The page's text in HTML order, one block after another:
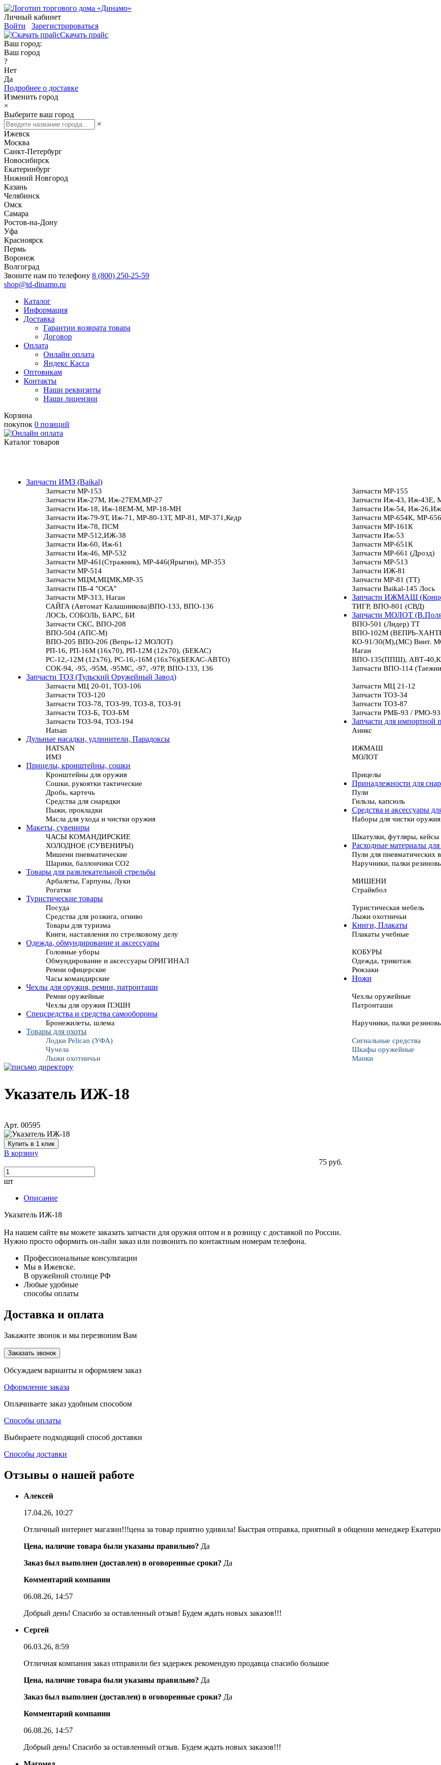
Личный кабинет
Войти
Зарегистрироваться
Скачать прайс
Ваш город:
Ваш город
?
Нет
Да
Подробнее о доставке
Изменить город
×
Выберите ваш город
×
Ижевск
Москва
Санкт-Петербург
Новосибирск
Екатеринбург
Нижний Новгород
Казань
Челябинск
Омск
Самара
Ростов-на-Дону
Уфа
Красноярск
Пермь
Воронеж
Волгоград
Звоните нам по телефону 8 (800) 250-25-59
shop@td-dinamo.ru
Каталог
Информация
Доставка
Гарантии возврата товара
Договор
Оплата
Онлайн оплата
Яндекс Касса
Оптовикам
Контакты
Наши реквизиты
Наши лицензии
Корзина
покупок 0 позиций
Каталог товаров
Запчасти ИМЗ (Baikal)
Запчасти МР-153
Запчасти МР-155
Запчасти Иж-27М, Иж-27ЕМ,МР-27
Запчасти Иж-43, Иж-43Е,
Запчасти Иж-18, Иж-18ЕМ-М, МР-18-МН
Запчасти Иж-54, Иж-
Запчасти Иж-79-9Т, Иж-71, МР-80-13Т, МР-81, МР-371,Кедр
Запчасти МР-654К, МР-
Запчасти Иж-78, ПСМ
Запчасти МР-161К
Запчасти МР-512,ИЖ-38
Запчасти Иж-53
Запчасти Иж-60, Иж-61
Запчасти МР-651К
Запчасти Иж-46, МР-532
Запчасти МР-661 (Дрозд)
Запчасти МР-461(Стражник), МР-446(Ярыгин), МР-353
Запчасти МР-513
Запчасти МР-514
Запчасти ИЖ-81
Запчасти МЦМ,МЦМК,МР-35
Запчасти МР-81 (ТТ)
Запчасти ПБ-4 "ОСА"
Запчасти Baikal-145 Лось
Запчасти МР-313, Наган
Запчасти ИЖМАШ
САЙГА (Автомат Калашникова)ВПО-133, ВПО-136
ТИГР, ВПО-801 (СВД)
ЛОСЬ, СОБОЛЬ, БАРС, БИ
Запчасти МОЛОТ
Запчасти СКС, ВПО-208
ВПО-501 (Лидер) ТТ
ВПО-504 (АПС-М)
ВПО-102М (ВЕПРЬ-
ВПО-205 ВПО-206 (Вепрь-12 МОЛОТ)
КО-91/30(М),(МС) Винт.
РП-16, РП-16М (16х70), РП-12М (12х70), (БЕКАС)
Наган
РС-12,-12М (12х76), РС-16,-16М (16х76)(БЕКАС-АВТО)
ВПО-135(ППШ), АВТ-
СОК-94, -95, -95М, -95МС, -97, -97Р, ВПО-133, 136
Запчасти ВПО-114
Запчасти ТОЗ (Тульский Оружейный Завод)
Запчасти МЦ 20-01, ТОЗ-106
Запчасти МЦ 21-12
Запчасти ТОЗ-120
Запчасти ТОЗ-34
Запчасти ТОЗ-78, ТОЗ-99, ТОЗ-8, ТОЗ-91
Запчасти ТОЗ-87
Запчасти ТОЗ-Б, ТОЗ-БМ
Запчасти РМБ-93 / РМО-93
Запчасти ТОЗ-94, ТОЗ-194
Запчасти для импортной
Hatsan
Аникс
Дульные насадки, удлинители, Парадоксы
HATSAN
ИЖМАШ
ИМЗ
МОЛОТ
Прицелы, кронштейны, сошки
Кронштейны для оружия
Прицелы
Сошки. рукоятки тактические
Принадлежности для
Дробь, картечь
Пули
Средства для снарядки
Гильзы, капсюль
Пыжи, прокладки
Средства и аксессуары
Масла для ухода и чистки оружия
Наборы для чистки
Макеты, сувениры
ЧАСЫ КОМАНДИРСКИЕ
Шкатулки, футляры, кейсы
ХОЛОДНОЕ (СУВЕНИРЫ)
Расходные материалы
Мишени пневматические
Пули для пневматических
Шарики, баллончики СО2
Наручники, палки
Товары для развлекательной стрельбы
Арбалеты, Гарпуны, Луки
МИШЕНИ
Рогатки
Страйкбол
Туристические товары
Посуда
Туристическая мебель
Средства для розжига, огниво
Лыжи охотничьи
Товары для туризма
Книги, Плакаты
Книги, наставления по стрелковому делу
Плакаты учебные
Одежда, обмундирование и аксессуары
Головные уборы
КОБУРЫ
Обмундирование и аксессуары ОРИГИНАЛ
Одежда, трикотаж
Ремни офицерские
Рюкзаки
Часы командирские
Ножи
Чехлы для оружия, ремни, патронташи
Ремни оружейные
Чехлы оружейные
Чехлы для оружия ПЭШН
Патронташи
Спецсредства и средства самообороны
Бронежилеты, шлема
Наручники, палки
Товары для охоты
Лодки Pelican (УФА)
Сигнальные средства
Чучела
Шкафы оружейные
Лыжи охотничьи
Манки
Указатель ИЖ-18
Арт. 00595
Купить в 1 клик
В корзину
75 руб.
шт
Описание
Указатель ИЖ-18
На нашем сайте вы можете заказать запчасти для оружия оптом и в розницу с доставкой по России.
Нужно просто оформить он-лайн заказ или позвонить по контактным номерам телефона.
Профессиональные консультации
Мы в Ижевске.
В оружейной столице РФ
Любые удобные
способы оплаты
Доставка и оплата
Закажите звонок и мы перезвоним Вам
Заказать звонок
Обсуждаем варианты и оформляем заказ
Оформление заказа
Оплачиваете заказ удобным способом
Способы оплаты
Выбираете подходящий способ доставки
Способы доставки
Отзывы о нашей работе
Алексей
17.04.26, 10:27
Отличный интернет магазин!!!цена за товар приятно удивила! Быстрая отправка, приятный в общении менеджер
Цена, наличие товара были указаны правильно? Да
Заказ был выполнен (доставлен) в оговоренные сроки? Да
Комментарий компании
06.08.26, 14:57
Добрый день! Спасибо за оставленный отзыв! Будем ждать новых заказов!!!
Сергей
06.03.26, 8:59
Отличная компания заказ отправили без задержек рекомендую продавца спасибо большое
Цена, наличие товара были указаны правильно? Да
Заказ был выполнен (доставлен) в оговоренные сроки? Да
Комментарий компании
06.08.26, 14:57
Добрый день! Спасибо за оставленный отзыв. Будем ждать новых заказов!!!